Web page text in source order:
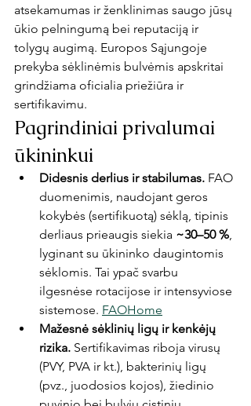
atsekamumas ir ženklinimas saugo jūsų
ūkio pelningumą bei reputaciją ir
tolygų augimą. Europos Sąjungoje
prekyba sėklinėmis bulvėmis apskritai
grindžiama oficialia priežiūra ir
sertifikavimu.
Pagrindiniai privalumai
ūkininkui
Didesnis derlius ir stabilumas. FAO
duomenimis, naudojant geros
kokybės (sertifikuotą) sėklą, tipinis
derliaus prieaugis siekia ~30–50 %,
lyginant su ūkininko daugintomis
sėklomis. Tai ypač svarbu
ilgesnėse rotacijose ir intensyviose
sistemose. FAOHome
Mažesnė sėklinių ligų ir kenkėjų
rizika. Sertifikavimas riboja virusų
(PVY, PVA ir kt.), bakterinių ligų
(pvz., juodosios kojos), žiedinio